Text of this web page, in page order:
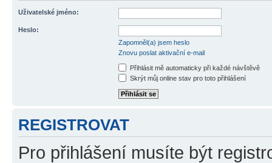
Uživatelské jméno:
Heslo:
Zapomněl(a) jsem heslo
Znovu poslat aktivační e-mail
Přihlásit mě automaticky při každé návštěvě
Skrýt můj online stav pro toto přihlášení
REGISTROVAT
Pro přihlášení musíte být